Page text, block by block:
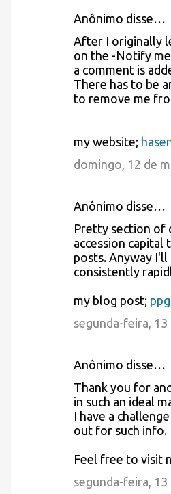
Anônimo disse…
After I originally
on the -Notify
a comment is
There has to be
to remove me
my website;
domingo, 12 de
Anônimo disse…
Pretty section of
accession
posts. Anyway I'll
consistently
my blog post;
segunda-feira, 13
Anônimo disse…
Thank you for
in such an ideal
I have a
out for such info.
Feel free to visit
segunda-feira, 13